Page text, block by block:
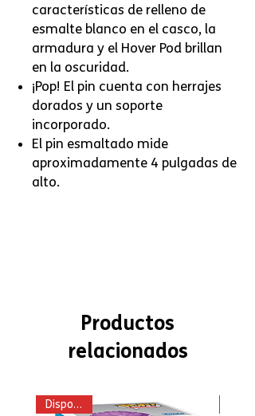
características de relleno de
esmalte blanco en el casco, la
armadura y el Hover Pod brillan
en la oscuridad.
¡Pop! El pin cuenta con herrajes
dorados y un soporte
incorporado.
El pin esmaltado mide
aproximadamente 4 pulgadas de
alto.
Productos
relacionados
Disponible